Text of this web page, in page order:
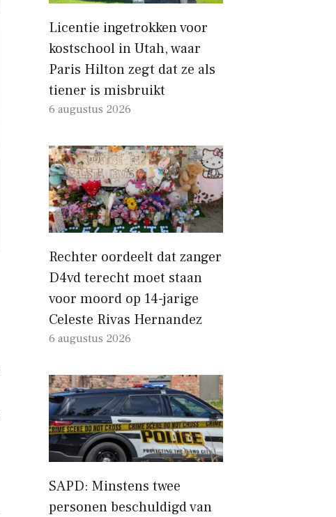
Licentie ingetrokken voor
kostschool in Utah, waar
Paris Hilton zegt dat ze als
tiener is misbruikt
6 augustus 2026
Rechter oordeelt dat zanger
D4vd terecht moet staan ​​
voor moord op 14-jarige
Celeste Rivas Hernandez
6 augustus 2026
SAPD: Minstens twee
personen beschuldigd van